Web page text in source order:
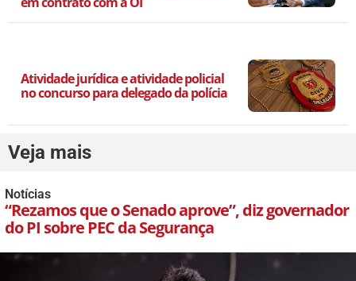
Atividade jurídica e atividade policial
no concurso para delegado da polícia
Veja mais
Notícias
“Rezamos que o Senado aprove”, diz governador
do PI sobre PEC da Segurança